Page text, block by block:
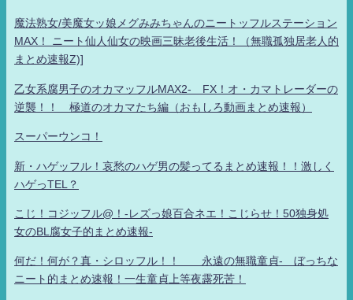
魔法熟女/美魔女ッ娘メグみみちゃんのニートッフルステーション
MAX！ ニート仙人仙女の映画三昧老後生活！（無職孤独居老人的
まとめ速報Z)]
乙女系腐男子のオカマッフルMAX2- FX！オ・カマトレーダーの
逆襲！！ 極道のオカマたち編（おもしろ動画まとめ速報）
スーパーウンコ！
新・ハゲッフル！哀愁のハゲ男の髪ってるまとめ速報！！激しく
ハゲっTEL？
こじ！コジッフル@！-レズっ娘百合ネエ！こじらせ！50独身処
女のBL腐女子的まとめ速報-
何だ！何が？真・シロッフル！！ 永遠の無職童貞- ぼっちな
ニート的まとめ速報！一生童貞上等夜露死苦！